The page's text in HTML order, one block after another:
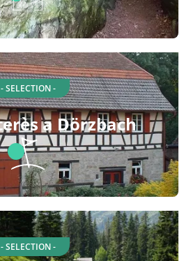
- SELECTION -
a Dörzbach
- SELECTION -